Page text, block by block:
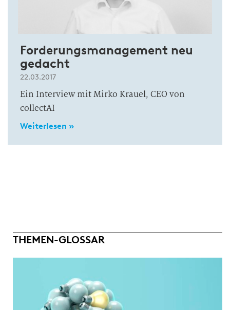
Forderungsmanagement neu
gedacht
22.03.2017
Ein Interview mit Mirko Krauel, CEO von
collectAI
Weiterlesen »
THEMEN-GLOSSAR